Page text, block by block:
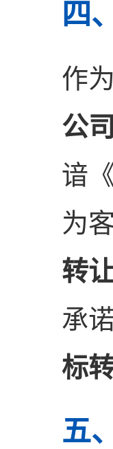
四
作
公司
谙
为
转让
承
标
五